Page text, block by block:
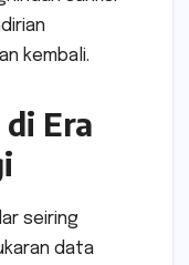
kembali.
Era
seiring
data